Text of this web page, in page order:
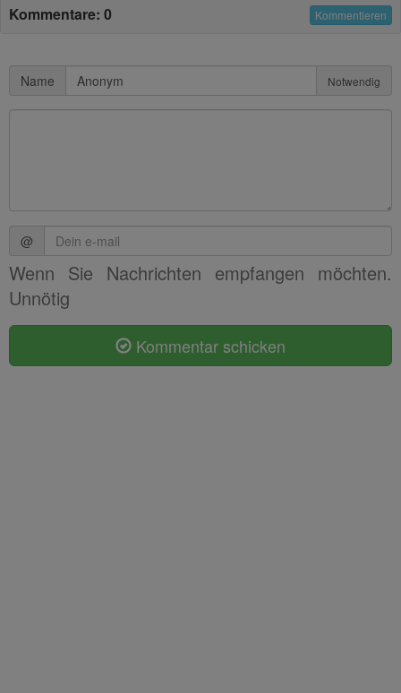
Kommentare: 0 Kommentieren
Name Notwendig
@
Wenn Sie Nachrichten empfangen möchten.
Unnötig
Kommentar schicken